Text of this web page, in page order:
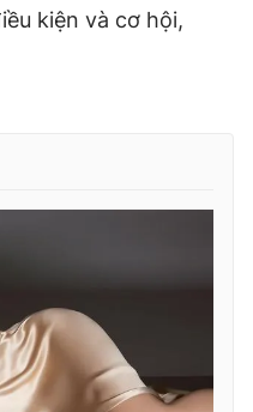
kiện và cơ hội,